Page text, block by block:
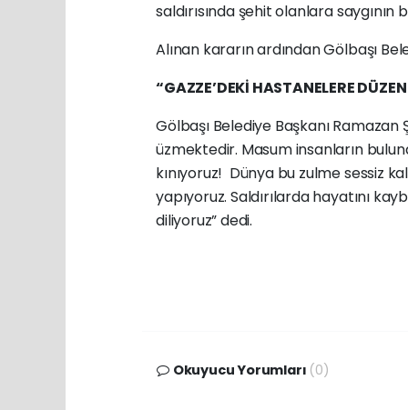
saldırısında şehit olanlara
Alınan kararın ardından Gölbaşı
“GAZZE’DEKİ HASTANELERE
Gölbaşı Belediye Başkanı
üzmektedir. Masum insanların
kınıyoruz! Dünya bu zulme sessiz
yapıyoruz. Saldırılarda hayatını
diliyoruz” dedi.
Okuyucu Yorumları (0)